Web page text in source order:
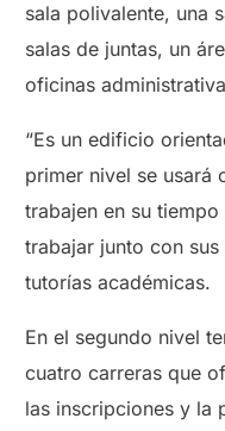
sala polivalente, una
salas de juntas, un
oficinas
“Es un edificio
primer nivel se usará
trabajen en su
trabajar junto con
tutorías académicas.
En el segundo nivel
cuatro carreras que
las inscripciones y la